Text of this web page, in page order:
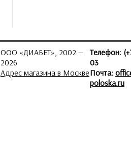
ООО «ДИАБЕТ», 2002 —
2026
Адрес магазина в Москве
Телефон:
03
Почта:
poloska.ru